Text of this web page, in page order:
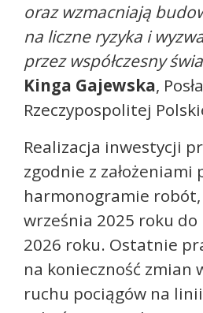
oraz wzmacniają
na liczne ryzyka i
przez współczesny
Kinga Gajewska,
Rzeczypospolitej
Realizacja inwestycji
zgodnie z założeniami
harmonogramie
września 2025 roku do
2026 roku. Ostatnie
na konieczność zmian
ruchu pociągów na linii